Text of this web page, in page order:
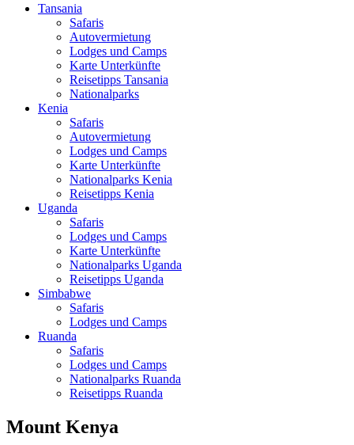
Tansania
Safaris
Autovermietung
Lodges und Camps
Karte Unterkünfte
Reisetipps Tansania
Nationalparks
Kenia
Safaris
Autovermietung
Lodges und Camps
Karte Unterkünfte
Nationalparks Kenia
Reisetipps Kenia
Uganda
Safaris
Lodges und Camps
Karte Unterkünfte
Nationalparks Uganda
Reisetipps Uganda
Simbabwe
Safaris
Lodges und Camps
Ruanda
Safaris
Lodges und Camps
Nationalparks Ruanda
Reisetipps Ruanda
Mount Kenya